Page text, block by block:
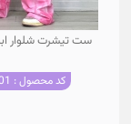
ست تیشرت شلوار
کد محصول : 1901